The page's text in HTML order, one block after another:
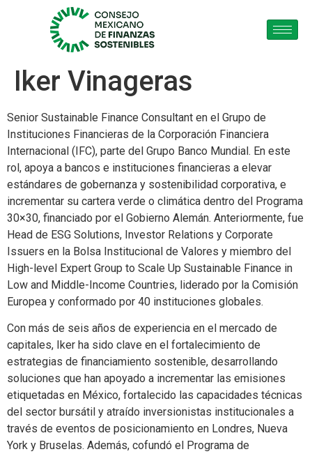
Iker Vinageras
Senior Sustainable Finance Consultant en el Grupo de
Instituciones Financieras de la Corporación Financiera
Internacional (IFC), parte del Grupo Banco Mundial. En este
rol, apoya a bancos e instituciones financieras a elevar
estándares de gobernanza y sostenibilidad corporativa, e
incrementar su cartera verde o climática dentro del Programa
30×30, financiado por el Gobierno Alemán. Anteriormente, fue
Head de ESG Solutions, Investor Relations y Corporate
Issuers en la Bolsa Institucional de Valores y miembro del
High-level Expert Group to Scale Up Sustainable Finance in
Low and Middle-Income Countries, liderado por la Comisión
Europea y conformado por 40 instituciones globales.
Con más de seis años de experiencia en el mercado de
capitales, Iker ha sido clave en el fortalecimiento de
estrategias de financiamiento sostenible, desarrollando
soluciones que han apoyado a incrementar las emisiones
etiquetadas en México, fortalecido las capacidades técnicas
del sector bursátil y atraído inversionistas institucionales a
través de eventos de posicionamiento en Londres, Nueva
York y Bruselas. Además, cofundó el Programa de